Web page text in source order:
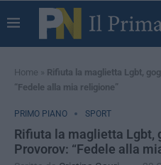
Home » Rifiuta la maglietta Lgbt,
“Fedele alla mia religione”
PRIMO PIANO SPORT
Rifiuta la maglietta Lgbt,
Provorov: “Fedele alla